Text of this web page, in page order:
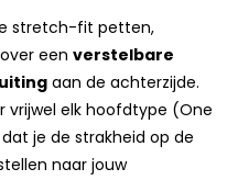
stretch-fit petten,
over een verstelbare
aan de achterzijde.
vrijwel elk hoofdtype (One
je de strakheid op de
naar jouw